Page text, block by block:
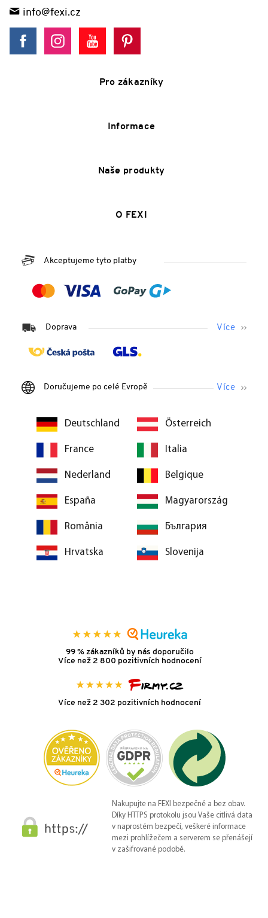
info@fexi.cz
Pro zákazníky
Informace
Naše produkty
O FEXI
Akceptujeme tyto platby
Doprava
Doručujeme po celé Evropě
Deutschland Österreich
France Italia
Nederland Belgique
España Magyarország
România България
Hrvatska Slovenija
99 % zákazníků by nás doporučilo
Více než 2 800 pozitivních hodnocení
Více než 2 302 pozitivních hodnocení
Nakupujte na FEXI bezpečně a bez obav.
Díky HTTPS protokolu jsou Vaše citlivá data
v naprostém bezpečí, veškeré informace
mezi prohlížečem a serverem se přenášejí
v zašifrované podobě.